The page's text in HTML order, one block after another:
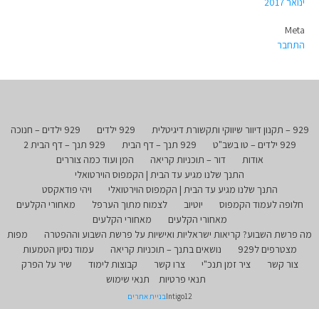
Meta
התחבר
929 – תקנון דיוור שיווקי ותקשורת דיגיטלית 929 ילדים
929 ילדים – חנוכה
929 ילדים – טו בשב"ט
929 תנך – דף הבית
929 תנך – דף הבית 2
אודות
דור – תוכניות קריאה
המן ועוד כמה צוררים
התנך שלנו מגיע עד הבית | הקמפוס הוירטואלי
התנך שלנו מגיע עד הבית | הקמפוס הוירטואלי
ויהי פודאקסט
חלופה לעמוד הקמפוס
יוטיוב לצמוח מתוך הערפל
מאחורי הקלעים
מאחורי הקלעים
מאחורי הקלעים
מה פרשת השבוע? קריאות ישראליות ואישיות על פרשת השבוע וההפטרה
מפות
מצטרפים ל929
נושאים בתנך – תוכניות קריאה
עמוד נסיון הטמעות
צור קשר
ציר זמן תנכ"י צרו קשר קבוצות לימוד
שיר על הפרק
תנאי פרטיות
תנאי שימוש
Intigo12בניית אתרים